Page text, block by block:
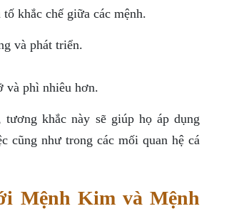
khắc chế giữa các mệnh.
và phát triển.
và phì nhiêu hơn.
khắc này sẽ giúp họ áp dụng
cũng như trong các mối quan hệ cá
Mệnh Kim và Mệnh